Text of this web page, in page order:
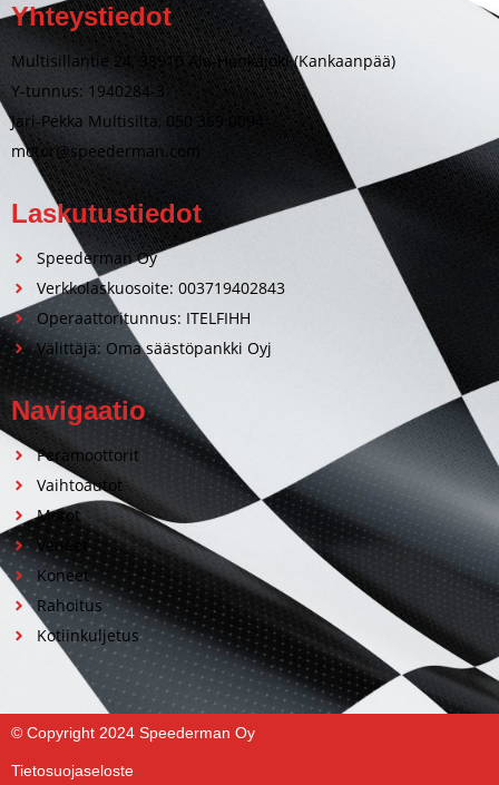
Yhteystiedot
Multisillantie 24, 38910 Ala-Honkajoki (Kankaanpää)
Y-tunnus: 1940284-3
Jari-Pekka Multisilta, 050 369 0094
motor@speederman.com
Laskutustiedot
Speederman Oy
Verkkolaskuosoite: 003719402843
Operaattoritunnus: ITELFIHH
Välittäjä: Oma säästöpankki Oyj
Navigaatio
Perämoottorit
Vaihtoautot
Motot
Veneet
Koneet
Rahoitus
Kotiinkuljetus
© Copyright 2024 Speederman Oy
Tietosuojaseloste